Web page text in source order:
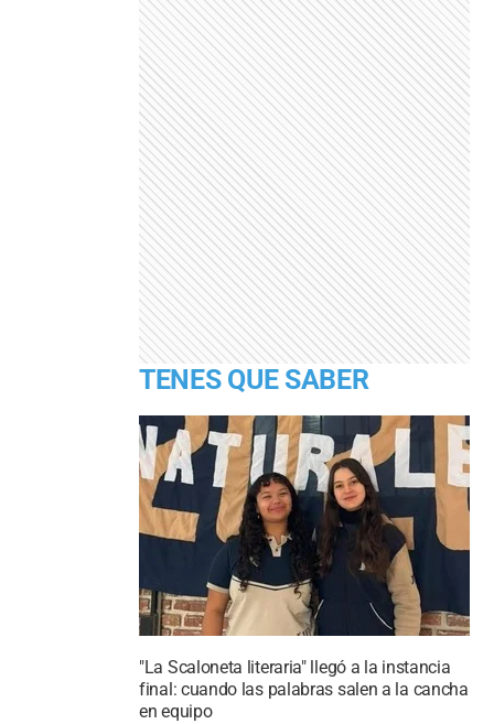
TENES QUE SABER
"La Scaloneta literaria" llegó a la instancia
final: cuando las palabras salen a la cancha
en equipo